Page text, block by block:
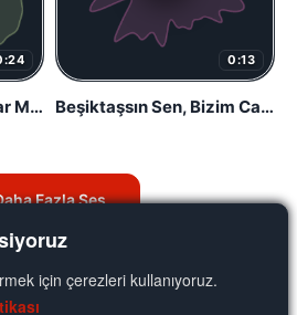
için çerezleri kullanıyoruz.
Ali Altay – Kahramanlar Marşı
0:13
Beşiktaşsın Sen, Bizim Canımız
Fazla Ses